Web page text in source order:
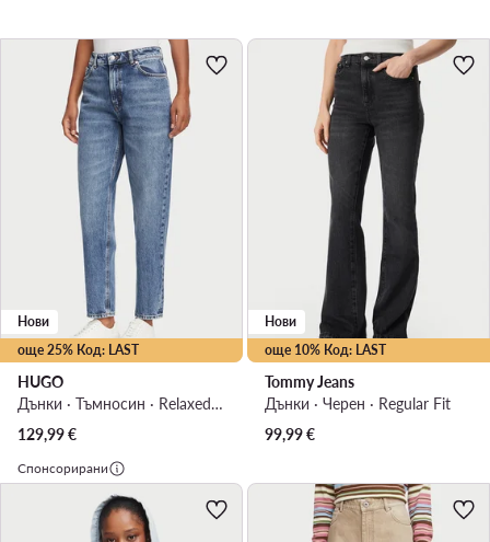
още 25% Код: LAST
Нови
HUGO
Дънки · Тъмносин · Relaxed Fit
129,99€
още 10% Код: LAST
Нови
Tommy Jeans
Дънки · Черен · Regular Fit
99,99€
Спонсорирани